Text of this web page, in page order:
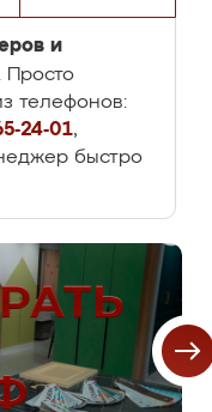
и
Просто
телефонов:
24-01,
быстро